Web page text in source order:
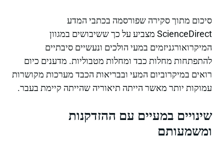
סיכום מתוך סקירה שפורסמה בכתבי המדע
ScienceDirect מצביע על כך ששיבושים במגוון
המיקרואורגניזמים במעי הולכים ונעשיים סיבתיים
להתפתחות מחלות כבד ומחלות מטבוליות. מדענים כיום
רואים במיקרוביום המעי ובבריאות הכבד מערכות מקושרות
עמוקות יותר מאשר הייתה תיאוריה שהייתה קיימת בעבר.
שינויים במעיים עם ההזדקנות
ומשמעותם